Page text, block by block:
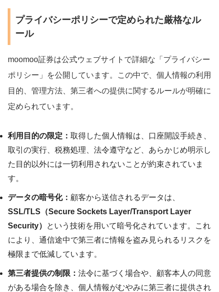
プライバシーポリシーで定められた厳格なル
ール
moomoo証券は公式ウェブサイトで詳細な「プライバシー
ポリシー」を公開しています。この中で、個人情報の利用
目的、管理方法、第三者への提供に関するルールが明確に
定められています。
利用目的の限定： 取得した個人情報は、口座開設手続き、
取引の実行、税務処理、法令遵守など、あらかじめ明示し
た目的以外には一切利用されないことが約束されていま
す。
データの暗号化： 顧客から送信されるデータは、
SSL/TLS（Secure Sockets Layer/Transport Layer
Security）
という技術を用いて暗号化されています。これ
により、通信途中で第三者に情報を盗み見られるリスクを
極限まで低減しています。
第三者提供の制限： 法令に基づく場合や、顧客本人の同意
がある場合を除き、個人情報がむやみに第三者に提供され